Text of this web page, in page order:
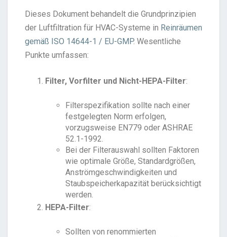
Dieses Dokument behandelt die Grundprinzipien
der Luftfiltration für HVAC-Systeme in Reinräumen
gemäß ISO 14644-1 / EU-GMP. Wesentliche
Punkte umfassen:
Filter, Vorfilter und Nicht-HEPA-Filter:
Filterspezifikation sollte nach einer
festgelegten Norm erfolgen,
vorzugsweise EN779 oder ASHRAE
52.1-1992.
Bei der Filterauswahl sollten Faktoren
wie optimale Größe, Standardgrößen,
Anströmgeschwindigkeiten und
Staubspeicherkapazität berücksichtigt
werden.
HEPA-Filter:
Sollten von renommierten